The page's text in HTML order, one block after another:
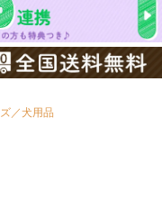
／犬用品